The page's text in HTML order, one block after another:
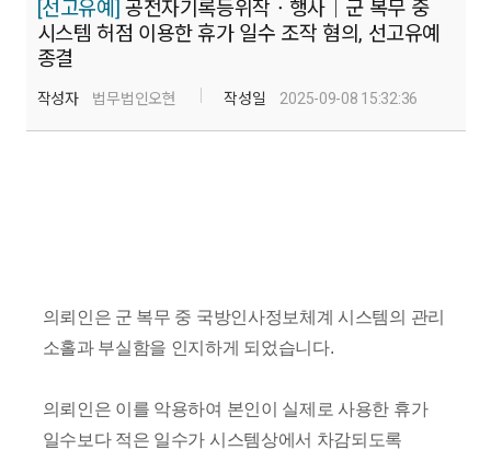
[선고유예] 공전자기록등위작ㆍ행사│군 복무 중
시스템 허점 이용한 휴가 일수 조작 혐의, 선고유예
종결
작성자 법무법인오현 작성일 2025-09-08 15:32:36
의뢰인은 군 복무 중 국방인사정보체계 시스템의 관리
소홀과 부실함을 인지하게 되었습니다.
의뢰인은 이를 악용하여 본인이 실제로 사용한 휴가
일수보다 적은 일수가 시스템상에서 차감되도록